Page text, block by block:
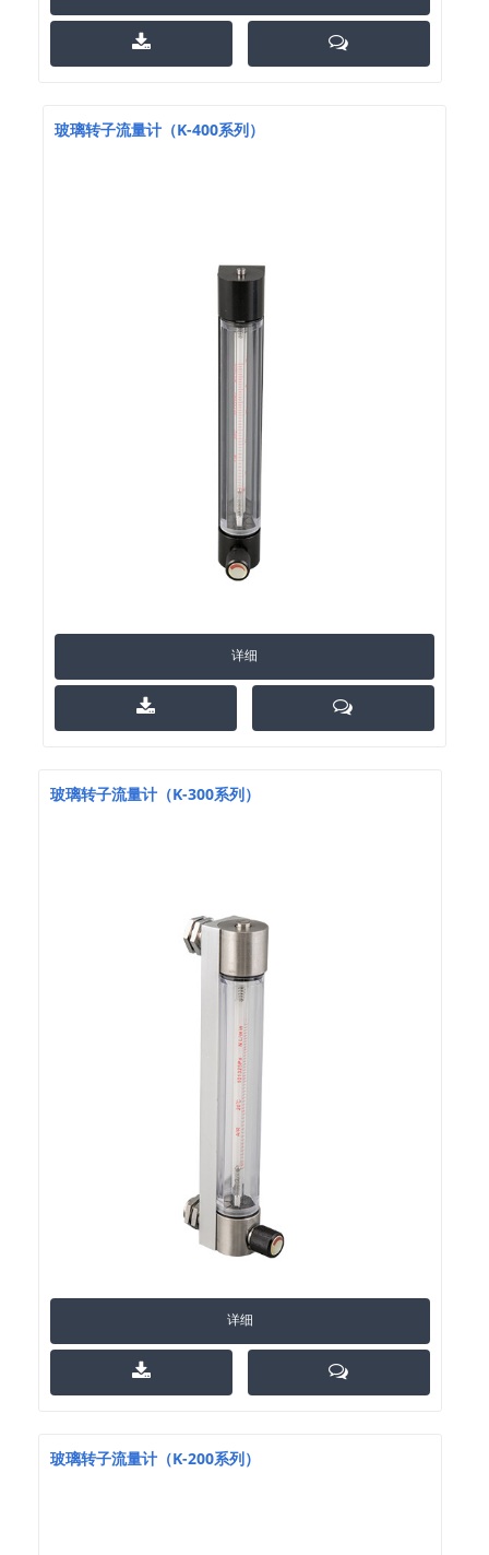
玻璃转子流量计（K-400系列）
详细
玻璃转子流量计（K-300系列）
详细
玻璃转子流量计（K-200系列）